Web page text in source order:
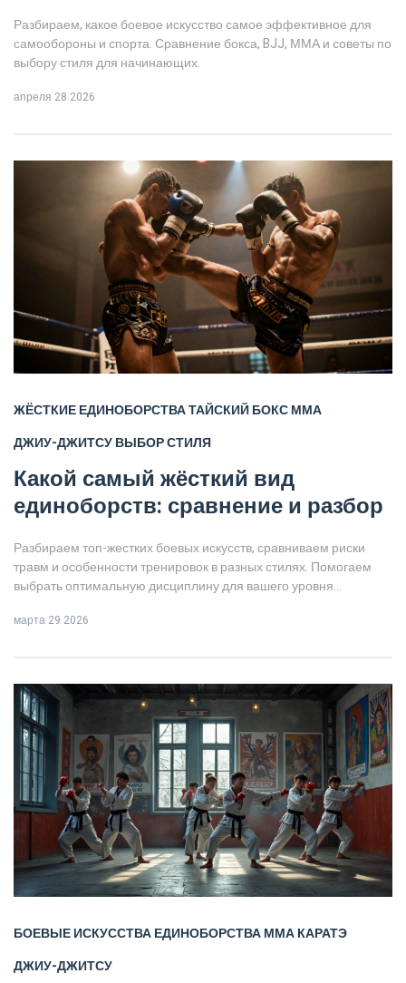
Разбираем, какое боевое искусство самое эффективное для
самообороны и спорта. Сравнение бокса, BJJ, ММА и советы по
выбору стиля для начинающих.
апреля 28 2026
ЖЁСТКИЕ ЕДИНОБОРСТВАТАЙСКИЙ БОКСММА
ДЖИУ-ДЖИТСУВЫБОР СТИЛЯ
Какой самый жёсткий вид
единоборств: сравнение и разбор
Разбираем топ-жестких боевых искусств, сравниваем риски
травм и особенности тренировок в разных стилях. Помогаем
выбрать оптимальную дисциплину для вашего уровня
марта 29 2026
БОЕВЫЕ ИСКУССТВАЕДИНОБОРСТВАММАКАРАТЭ
ДЖИУ-ДЖИТСУ